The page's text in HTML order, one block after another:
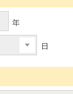
年
日